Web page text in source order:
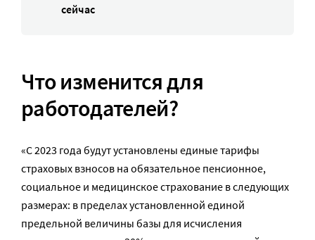
сейчас
Что изменится для
работодателей?
«С 2023 года будут установлены единые тарифы
страховых взносов на обязательное пенсионное,
социальное и медицинское страхование в следующих
размерах: в пределах установленной единой
предельной величины базы для исчисления